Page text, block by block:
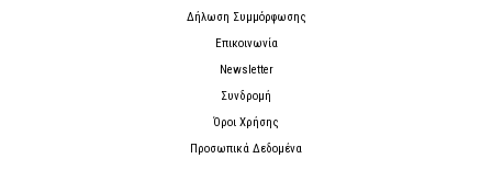
Δήλωση Συμμόρφωσης
Επικοινωνία
Newsletter
Συνδρομή
Όροι Χρήσης
Προσωπικά Δεδομένα